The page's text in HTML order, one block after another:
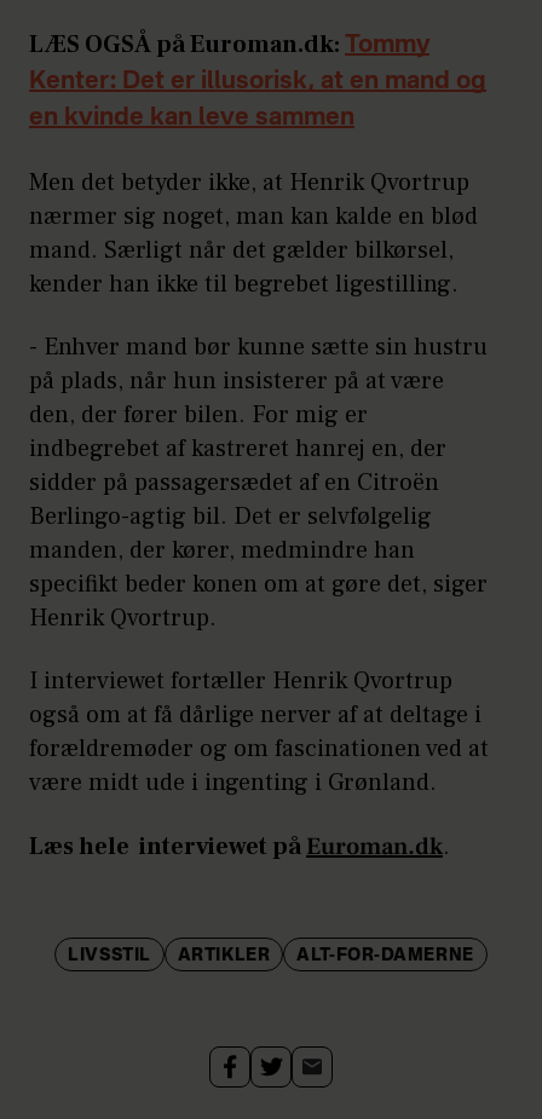
LÆS OGSÅ på Euroman.dk: Tommy
Kenter: Det er illusorisk, at en mand og
en kvinde kan leve sammen
Men det betyder ikke, at Henrik Qvortrup
nærmer sig noget, man kan kalde en blød
mand. Særligt når det gælder bilkørsel,
kender han ikke til begrebet ligestilling.
- Enhver mand bør kunne sætte sin hustru
på plads, når hun insisterer på at være
den, der fører bilen. For mig er
indbegrebet af kastreret hanrej en, der
sidder på passagersædet af en Citroën
Berlingo-agtig bil. Det er selvfølgelig
manden, der kører, medmindre han
specifikt beder konen om at gøre det, siger
Henrik Qvortrup.
I interviewet fortæller Henrik Qvortrup
også om at få dårlige nerver af at deltage i
forældremøder og om fascinationen ved at
være midt ude i ingenting i Grønland.
Læs hele interviewet påEuroman.dk.
LIVSSTIL ARTIKLER ALT-FOR-DAMERNE